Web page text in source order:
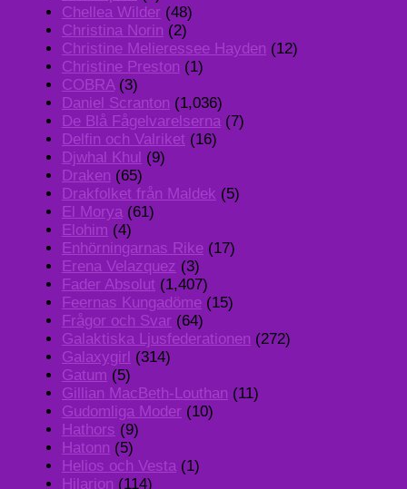
Chellea Wilder (48)
Christina Norin (2)
Christine Melieressee Hayden (12)
Christine Preston (1)
COBRA(3)
Daniel Scranton (1,036)
De Blå Fågelvarelserna (7)
Delfin och Valriket (16)
Djwhal Khul (9)
Draken (65)
Drakfolket från Maldek (5)
El Morya (61)
Elohim (4)
Enhörningarnas Rike (17)
Erena Velazquez (3)
Fader Absolut (1,407)
Feernas Kungadöme (15)
Frågor och Svar (64)
Galaktiska Ljusfederationen (272)
Galaxygirl (314)
Gatum (5)
Gillian MacBeth-Louthan (11)
Gudomliga Moder (10)
Hathors (9)
Hatonn (5)
Helios och Vesta (1)
Hilarion (114)